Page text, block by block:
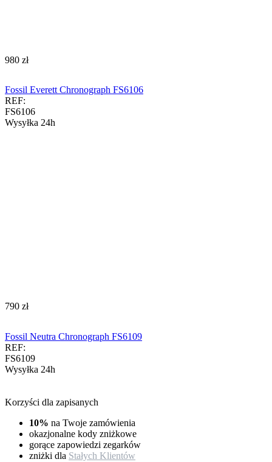
‍980‍ zł
Fossil Everett Chronograph FS6106
REF:
FS6106
Wysyłka 24h
‍790‍ zł
Fossil Neutra Chronograph FS6109
REF:
FS6109
Wysyłka 24h
Korzyści dla zapisanych
10% na Twoje zamówienia
okazjonalne kody zniżkowe
gorące zapowiedzi zegarków
zniżki dla Stałych Klientów